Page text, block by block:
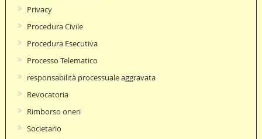
Privacy
Procedura Civile
Procedura Esecutiva
Processo Telematico
responsabilità processuale aggravata
Revocatoria
Rimborso oneri
Societario